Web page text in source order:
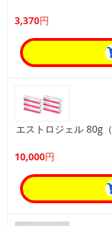
3,370円
エストロジェル 80g
10,000円